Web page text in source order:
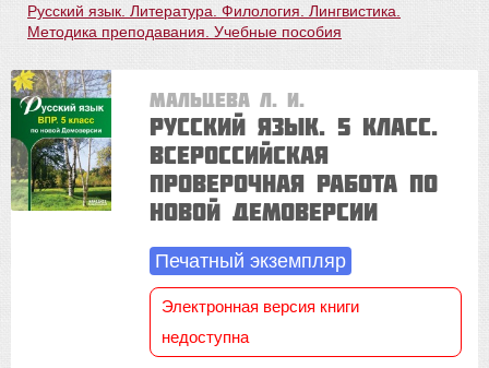
Русский язык. Литература. Филология. Лингвистика.
Методика преподавания. Учебные пособия
Мальцева Л. И.
Русский язык. 5 класс.
Всероссийская
проверочная работа по
новой Демоверсии
Печатный экземпляр
Электронная версия книги
недоступна